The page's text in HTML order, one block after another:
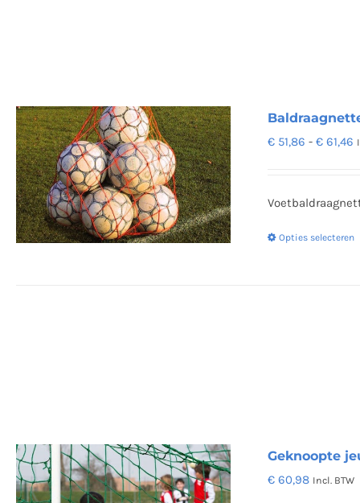
€ 51,86 - € 61,46
Opties selecteren
Geknoopte
€ 60,98 Incl. BTW